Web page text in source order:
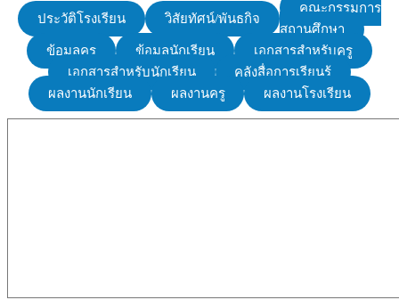
ประวัติโรงเรียน วิสัยทัศน์/พันธกิจ
คณะกรรมการ
สถานศึกษา
ข้อมูลครู
ข้อมูลนักเรียน
เอกสารสำหรับครู
เอกสารสำหรับนักเรียน
คลังสื่อการเรียนรู้
ผลงานนักเรียน
ผลงานครู ผลงานโรงเรียน